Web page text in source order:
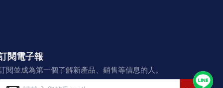
閱電子報
閱並成為第一個了解新產品、銷售等信息的人。